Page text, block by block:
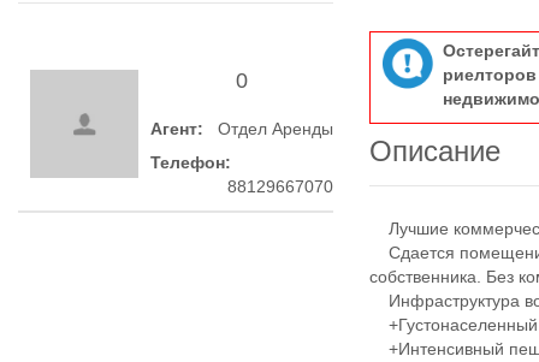
0
Агент:
Отдел Аренды
Телефон:
88129667070
Описание
Лучшие
Сдается
собственника. Без
Инфраструктура
+Интенсивный